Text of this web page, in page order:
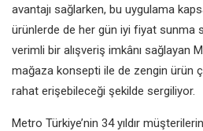
avantajı sağlarken, bu uygulama
ürünlerde de her gün iyi fiyat sunma
verimli bir alışveriş imkânı sağlayan
mağaza konsepti ile de zengin ürün
rahat erişebileceği şekilde sergiliyor.
Metro Türkiye’nin 34 yıldır